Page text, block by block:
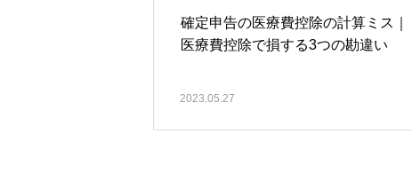
確定申告の医療費控除の計算ミス｜
医療費控除で損する3つの勘違い
2023.05.27